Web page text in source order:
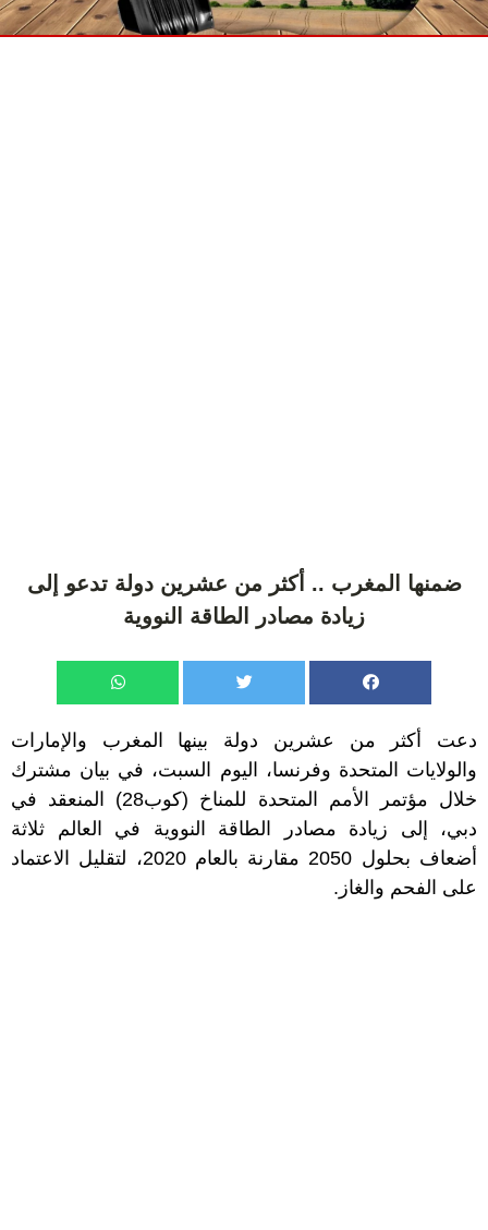
ضمنها المغرب .. أكثر من عشرين دولة تدعو إلى
زيادة مصادر الطاقة النووية
دعت أكثر من عشرين دولة بينها المغرب والإمارات
والولايات المتحدة وفرنسا، اليوم السبت، في بيان مشترك
خلال مؤتمر الأمم المتحدة للمناخ (كوب28) المنعقد في
دبي، إلى زيادة مصادر الطاقة النووية في العالم ثلاثة
أضعاف بحلول 2050 مقارنة بالعام 2020، لتقليل الاعتماد
على الفحم والغاز.